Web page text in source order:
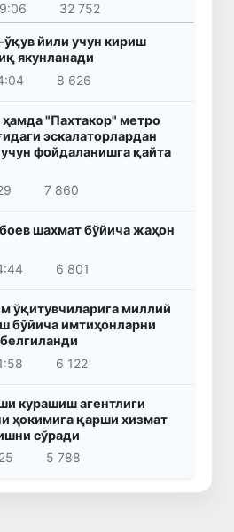
32 752
йили учун кириш
якунланади
8 626
"Пахтакор" метро
эскалаторлардан
фойдаланишга қайта
7 860
шахмат бўйича жаҳон
6 801
ўқитувчиларига миллий
бўйича имтиҳонларни
6 122
курашиш агентлиги
ҳокимига қарши хизмат
сўради
5 788